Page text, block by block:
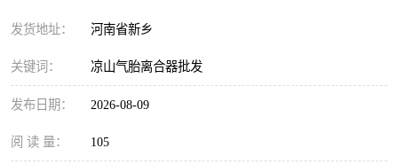
发货地址： 河南省新乡
关键词： 凉山气胎离合器批发
发布日期： 2026-08-09
阅 读 量： 105